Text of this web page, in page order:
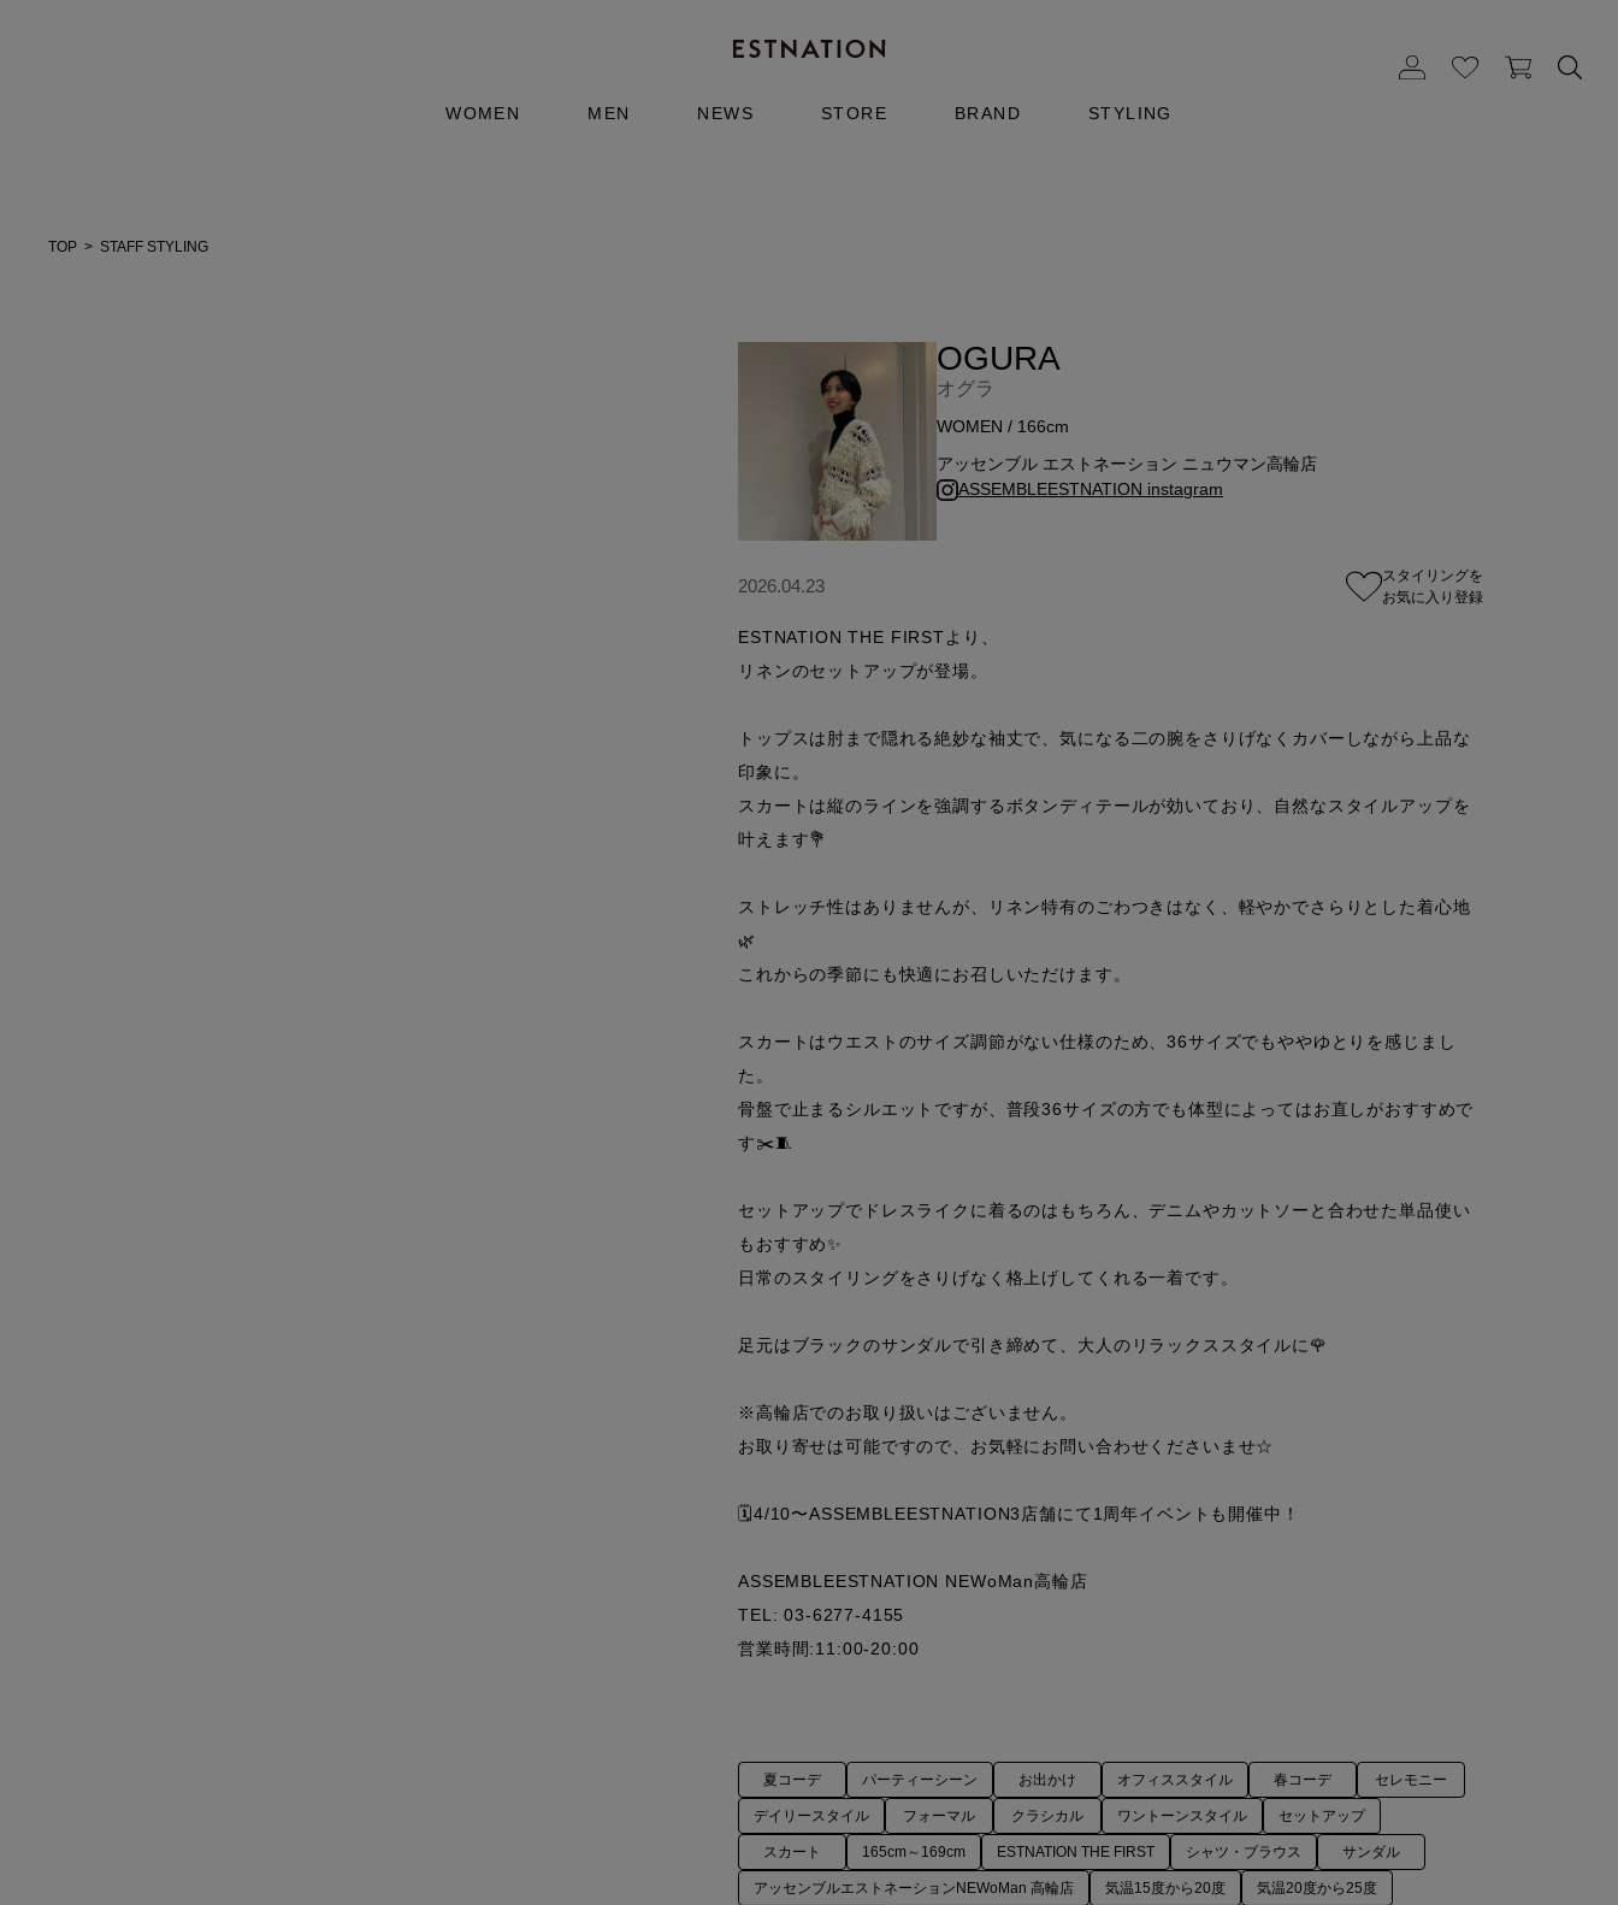
WOMEN MEN NEWS STORE BRAND STYLING
TOP STAFF STYLING
OGURA
オグラ
WOMEN / 166cm
アッセンブル エストネーション ニュウマン高輪店
ASSEMBLEESTNATION instagram
スタイリングを
お気に入り登録
2026.04.23
ESTNATION THE FIRSTより、
リネンのセットアップが登場。
トップスは肘まで隠れる絶妙な袖丈で、気になる二の腕をさりげなくカバーしながら上品な
印象に。
スカートは縦のラインを強調するボタンディテールが効いており、自然なスタイルアップを
叶えます💐
ストレッチ性はありませんが、リネン特有のごわつきはなく、軽やかでさらりとした着心地
🌿
これからの季節にも快適にお召しいただけます。
スカートはウエストのサイズ調節がない仕様のため、36サイズでもややゆとりを感じまし
た。
骨盤で止まるシルエットですが、普段36サイズの方でも体型によってはお直しがおすすめで
す✂️🧵
セットアップでドレスライクに着るのはもちろん、デニムやカットソーと合わせた単品使い
もおすすめ✨
日常のスタイリングをさりげなく格上げしてくれる一着です。
足元はブラックのサンダルで引き締めて、大人のリラックススタイルに🌹
※高輪店でのお取り扱いはございません。
お取り寄せは可能ですので、お気軽にお問い合わせくださいませ☆
🗓️4/10〜ASSEMBLEESTNATION3店舗にて1周年イベントも開催中！
ASSEMBLEESTNATION NEWoMan高輪店
TEL: 03-6277-4155
営業時間:11:00-20:00
夏コーデ パーティーシーン お出かけ オフィススタイル 春コーデ セレモニー
デイリースタイル フォーマル クラシカル ワントーンスタイル セットアップ
スカート 165cm～169cm ESTNATION THE FIRST シャツ・ブラウス サンダル
アッセンブルエストネーションNEWoMan 高輪店 気温15度から20度 気温20度から25度